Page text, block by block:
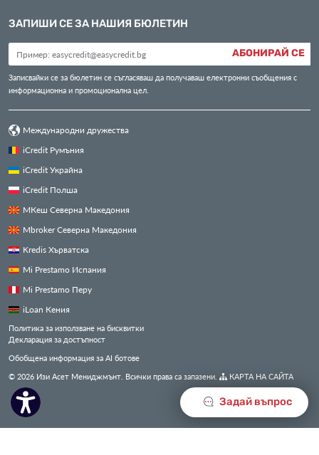
Задай въпрос
ЗАПИШИ СЕ ЗА НАШИЯ БЮЛЕТИН
АБОНИРАЙ СЕ
Записвайки се за бюлетин се съгласяваш да получаваш електронни съобщения с
информационна и промоционална цел.
Международни дружества
iCredit Румъния
iCredit Украйна
iCredit Полша
МКеш Северна Македония
Mbroker Северна Македония
Kredis Хърватска
Mi Prestamo Испания
Mi Prestamo Перу
iLoan Кения
Политика за използване на бисквитки
Декларация за достъпност
Обобщена информация за AI ботове
© 2026 Изи Асет Мениджмънт. Всички права са запазени.
КАРТА НА САЙТА